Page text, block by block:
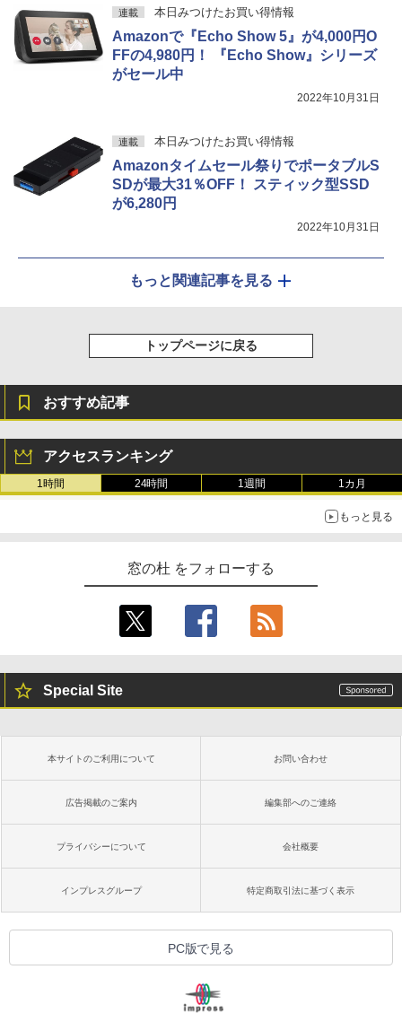
連載 本日みつけたお買い得情報
Amazonで『Echo Show 5』が4,000円O
FFの4,980円！ 『Echo Show』シリーズ
がセール中
2022年10月31日
連載 本日みつけたお買い得情報
Amazonタイムセール祭りでポータブルS
SDが最大31％OFF！ スティック型SSD
が6,280円
2022年10月31日
もっと関連記事を見る
トップページに戻る
おすすめ記事
アクセスランキング
1時間 24時間 1週間 1カ月
もっと見る
窓の杜 をフォローする
Special Site
本サイトのご利用について お問い合わせ
広告掲載のご案内 編集部へのご連絡
プライバシーについて 会社概要
インプレスグループ 特定商取引法に基づく表示
PC版で見る